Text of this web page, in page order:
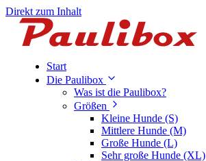
Direkt zum Inhalt
Start
Die Paulibox
Was ist die Paulibox?
Größen
Kleine Hunde (S)
Mittlere Hunde (M)
Große Hunde (L)
Sehr große Hunde (XL)